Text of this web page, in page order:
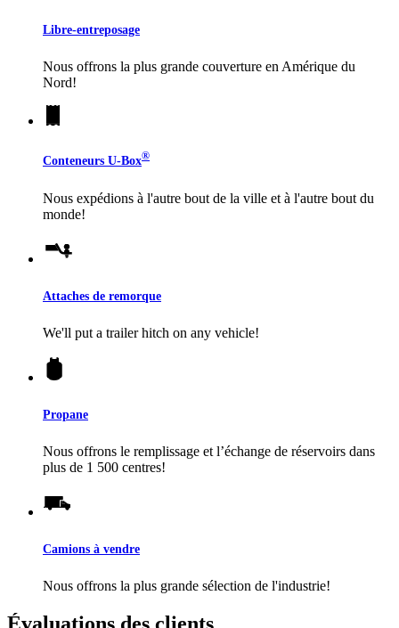
Libre-entreposage
Nous offrons la plus grande couverture en Amérique du
Nord!
Conteneurs U-Box®
Nous expédions à l'autre bout de la ville et à l'autre bout du
monde!
Attaches de remorque
We'll put a trailer hitch on any vehicle!
Propane
Nous offrons le remplissage et l’échange de réservoirs dans
plus de 1 500 centres!
Camions à vendre
Nous offrons la plus grande sélection de l'industrie!
Évaluations des clients